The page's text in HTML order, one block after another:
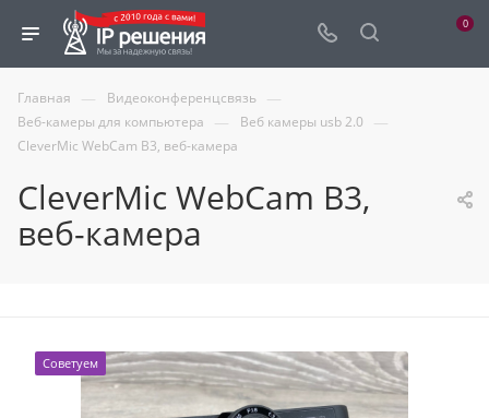
0
Главная — Видеоконференцсвязь —
Веб-камеры для компьютера — Веб камеры usb 2.0 —
CleverMic WebCam B3, веб-камера
CleverMic WebCam B3,
веб-камера
Советуем